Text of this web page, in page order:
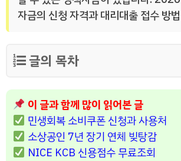
자금의 신청 자격과 대리대출 접수 방
글의 목차
이 글과 함께 많이 읽어본 글
민생회복 소비쿠폰 신청과 사용처
소상공인 7년 장기 연체 빚탕감
NICE KCB 신용점수 무료조회